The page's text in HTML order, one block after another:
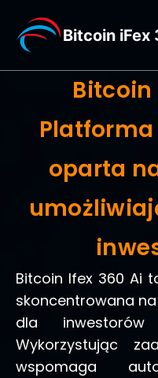
Bitcoin iFex
Bitcoin
oparta
Bitcoin Ifex 360 Ai
skoncentrowana
dla
Wykorzystując
wspomaga